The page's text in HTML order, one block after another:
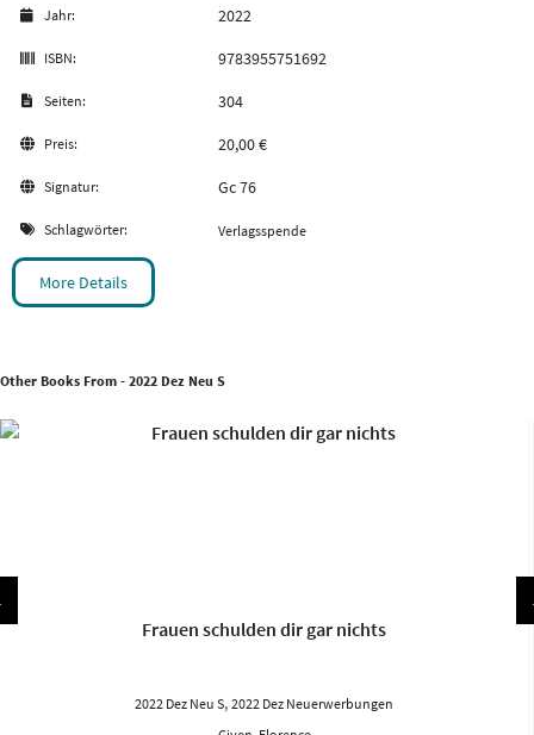
Jahr: 2022
ISBN: 9783955751692
Seiten: 304
Preis: 20,00 €
Signatur: Gc 76
Schlagwörter: Verlagsspende
More Details
Other Books From - 2022 Dez Neu S
Frauen schulden dir gar nichts
2022 Dez Neu S, 2022 Dez Neuerwerbungen